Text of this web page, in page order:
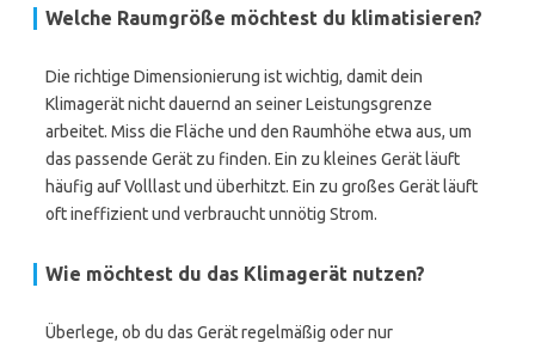
Welche Raumgröße möchtest du klimatisieren?
Die richtige Dimensionierung ist wichtig, damit dein
Klimagerät nicht dauernd an seiner Leistungsgrenze
arbeitet. Miss die Fläche und den Raumhöhe etwa aus, um
das passende Gerät zu finden. Ein zu kleines Gerät läuft
häufig auf Volllast und überhitzt. Ein zu großes Gerät läuft
oft ineffizient und verbraucht unnötig Strom.
Wie möchtest du das Klimagerät nutzen?
Überlege, ob du das Gerät regelmäßig oder nur